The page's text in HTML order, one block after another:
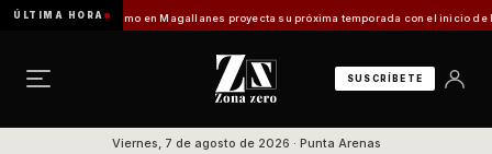
ÚLTIMA HORA
Vladilo] Turismo en Magallanes proyecta su próxima temporada con el inicio de
SUSCRÍBETE
Viernes, 7 de agosto de 2026 · Punta Arenas